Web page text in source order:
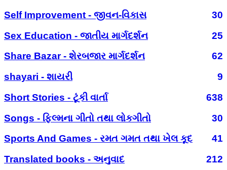
Self Improvement - જીવન-વિકાસ
30
Sex Education - જાતીય માર્ગદર્શન
25
Share Bazar - શેરબજાર માર્ગદર્શન
62
shayari - શાયરી
9
Short Stories - ટૂંકી વાર્તા
638
Songs - ફિલ્મના ગીતો તથા લોકગીતો
30
Sports And Games - રમત ગમત તથા ખેલ કૂદ
41
Translated books - અનુવાદ
212